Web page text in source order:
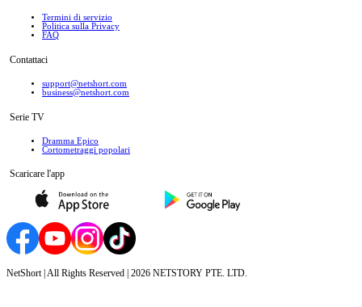
Termini di servizio
Politica sulla Privacy
FAQ
Contattaci
support@netshort.com
business@netshort.com
Serie TV
Dramma Epico
‌Cortometraggi popolari
Scaricare l'app
NetShort | All Rights Reserved | 2026 NETSTORY PTE. LTD.